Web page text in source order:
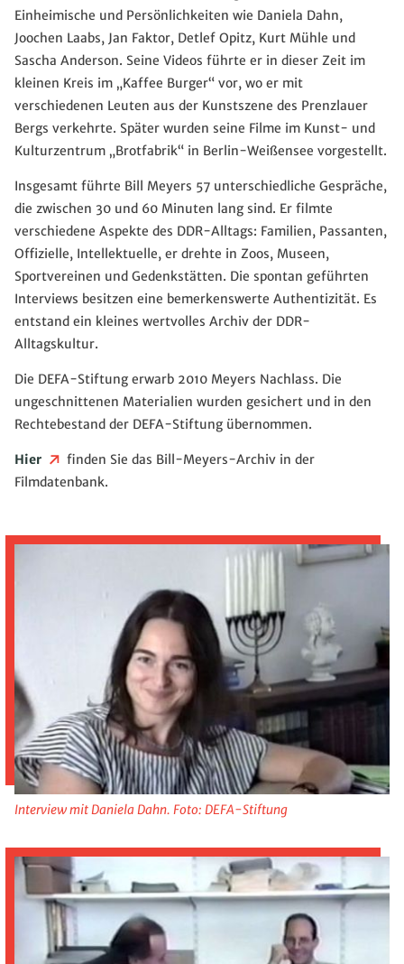
Einheimische und Persönlichkeiten wie Daniela Dahn,
Joochen Laabs, Jan Faktor, Detlef Opitz, Kurt Mühle und
Sascha Anderson. Seine Videos führte er in dieser Zeit im
kleinen Kreis im „Kaffee Burger“ vor, wo er mit
verschiedenen Leuten aus der Kunstszene des Prenzlauer
Bergs verkehrte. Später wurden seine Filme im Kunst- und
Kulturzentrum „Brotfabrik“ in Berlin-Weißensee vorgestellt.
Insgesamt führte Bill Meyers 57 unterschiedliche Gespräche,
die zwischen 30 und 60 Minuten lang sind. Er filmte
verschiedene Aspekte des DDR-Alltags: Familien, Passanten,
Offizielle, Intellektuelle, er drehte in Zoos, Museen,
Sportvereinen und Gedenkstätten. Die spontan geführten
Interviews besitzen eine bemerkenswerte Authentizität. Es
entstand ein kleines wertvolles Archiv der DDR-
Alltagskultur.
Die DEFA-Stiftung erwarb 2010 Meyers Nachlass. Die
ungeschnittenen Materialien wurden gesichert und in den
Rechtebestand der DEFA-Stiftung übernommen.
Hier
finden Sie das Bill-Meyers-Archiv in der
Filmdatenbank.
Interview mit Daniela Dahn. Foto: DEFA-Stiftung